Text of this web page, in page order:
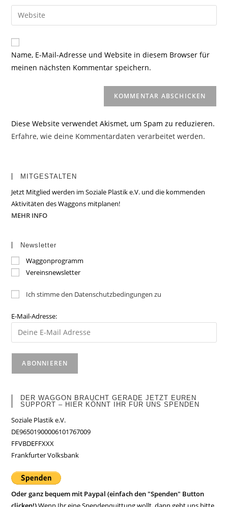
zum
Kommentieren
ein
E-
Mail-
zum
Kommentieren
ein
Gib
deine
Website-
URL
Name, E-Mail-Adresse und Website in diesem Browser für
meinen nächsten Kommentar speichern.
Diese Website verwendet Akismet, um Spam zu reduzieren.
Erfahre, wie deine Kommentardaten verarbeitet werden.
MITGESTALTEN
Jetzt Mitglied werden im Soziale Plastik e.V. und die kommenden
Aktivitäten des Waggons mitplanen!
MEHR INFO
Newsletter
Waggonprogramm
Vereinsnewsletter
Ich stimme den Datenschutzbedingungen zu
E-Mail-Adresse:
DER WAGGON BRAUCHT GERADE JETZT EUREN
SUPPORT – HIER KÖNNT IHR FÜR UNS SPENDEN
Soziale Plastik e.V.
DE96501900006101767009
FFVBDEFFXXX
Frankfurter Volksbank
Oder ganz bequem mit Paypal (einfach den "Spenden" Button